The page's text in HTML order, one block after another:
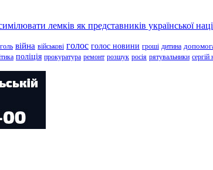
лемків як представників української
війна військові голос голос новини гроші дитина
поліція прокуратура ремонт розшук росія рятувальники сергій